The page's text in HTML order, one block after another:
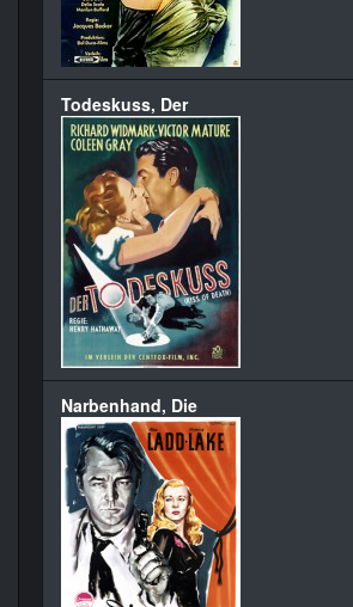
Todeskuss, Der
Narbenhand, Die